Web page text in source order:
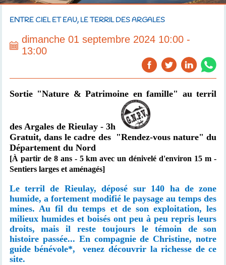
ENTRE CIEL ET EAU, LE TERRIL DES ARGALES
dimanche 01 septembre 2024 10:00 -
13:00
Sortie "Nature & Patrimoine en famille" au terril
des Argales de Rieulay - 3h
Gratuit, dans le cadre des"Rendez-vous nature" du
Département du Nord
[À partir de 8 ans - 5 km avec un dénivelé d'environ 15 m -
Sentiers larges et aménagés]
Le terril de Rieulay, déposé sur 140 ha de zone
humide, a fortement modifié le paysage au temps des
mines. Au fil du temps et de son exploitation, les
milieux humides et boisés ont peu à peu repris leurs
droits, mais il reste toujours le témoin de son
histoire passée... En compagnie de Christine, notre
guide bénévole*, venez découvrir la richesse de ce
site.